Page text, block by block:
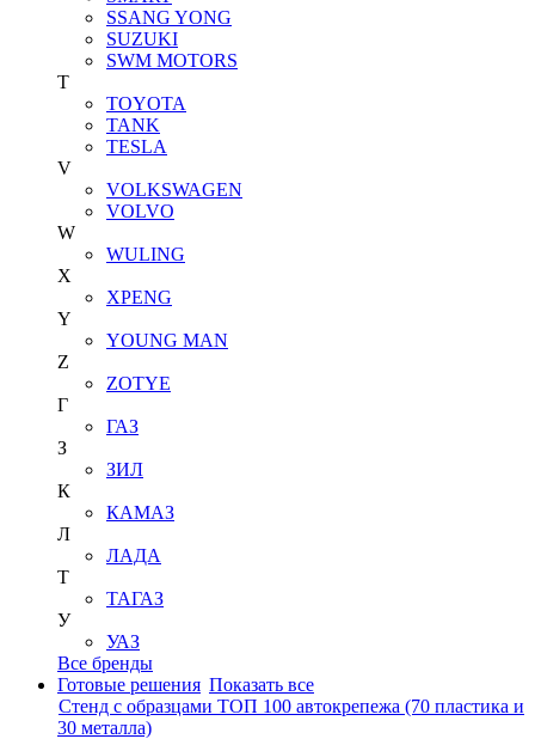
SSANG YONG
SUZUKI
SWM MOTORS
T
TOYOTA
TANK
TESLA
V
VOLKSWAGEN
VOLVO
W
WULING
X
XPENG
Y
YOUNG MAN
Z
ZOTYE
Г
ГАЗ
З
ЗИЛ
К
КАМАЗ
Л
ЛАДА
Т
ТАГАЗ
У
УАЗ
Все бренды
Готовые решения Показать все
Стенд с образцами ТОП 100 автокрепежа (70 пластика и
30 металла)